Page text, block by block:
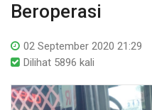
Beroperasi
02 September 2020 21:29
Dilihat 5896 kali